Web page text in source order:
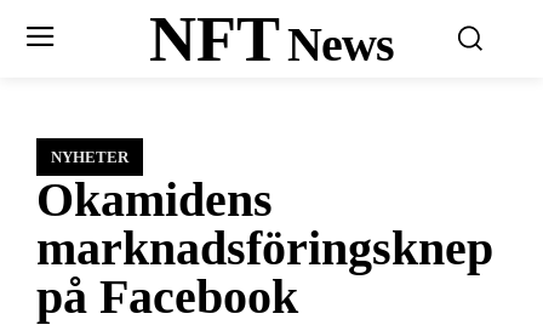
NFTNews
NYHETER
Okamidens
marknadsföringsknep
på Facebook